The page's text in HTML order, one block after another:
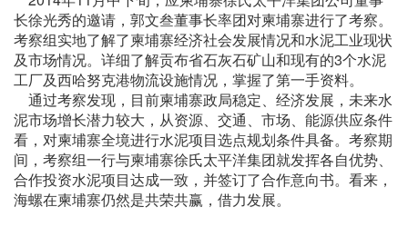
长徐光秀的邀请，郭文叁董事长率团对柬埔寨进行了考察。
考察组实地了解了柬埔寨经济社会发展情况和水泥工业现状
及市场情况。详细了解贡布省石灰石矿山和现有的3个水泥
工厂及西哈努克港物流设施情况，掌握了第一手资料。
通过考察发现，目前柬埔寨政局稳定、经济发展，未来水
泥市场增长潜力较大，从资源、交通、市场、能源供应条件
看，对柬埔寨全境进行水泥项目选点规划条件具备。考察期
间，考察组一行与柬埔寨徐氏太平洋集团就发挥各自优势、
合作投资水泥项目达成一致，并签订了合作意向书。看来，
海螺在柬埔寨仍然是共荣共赢，借力发展。